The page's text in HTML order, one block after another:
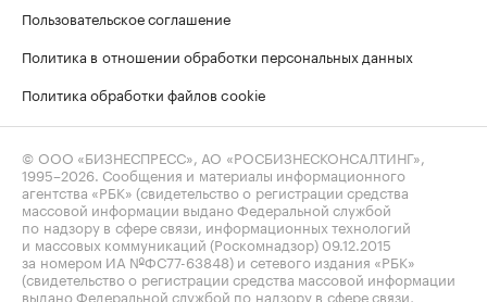
Пользовательское соглашение
Политика в отношении обработки персональных данных
Политика обработки файлов cookie
© ООО «БИЗНЕСПРЕСС», АО «РОСБИЗНЕСКОНСАЛТИНГ»,
1995–2026 . Сообщения и материалы информационного
агентства «РБК» (свидетельство о регистрации средства
массовой информации выдано Федеральной службой
по надзору в сфере связи, информационных технологий
и массовых коммуникаций (Роскомнадзор) 09.12.2015
за номером ИА №ФС77-63848) и сетевого издания «РБК»
(свидетельство о регистрации средства массовой информации
выдано Федеральной службой по надзору в сфере связи,